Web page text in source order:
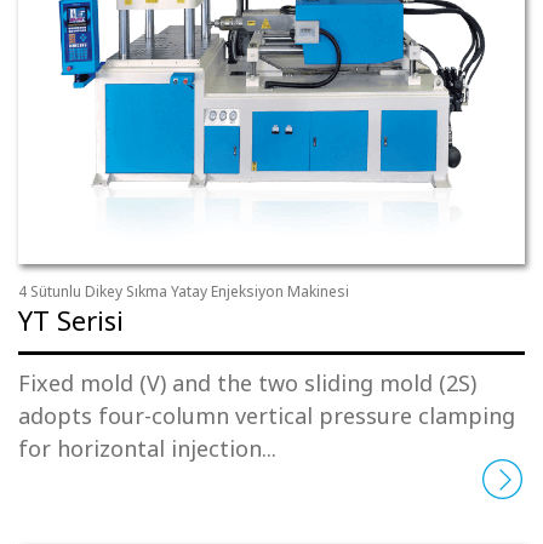
4 Sütunlu Dikey Sıkma Yatay Enjeksiyon Makinesi
YT Serisi
Fixed mold (V) and the two sliding mold (2S)
adopts four-column vertical pressure clamping
for horizontal injection...